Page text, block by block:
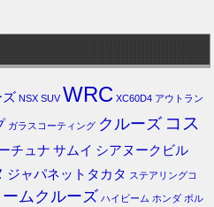
ズ NSX SUV WRC XC60D4 アウトラン
ガラスコーティング クルーズ コス
チュナ サムイ シアヌークビル
ジャパネットタカタ ステアリングコ
ームクルーズ ハイビーム ホンダ ボル